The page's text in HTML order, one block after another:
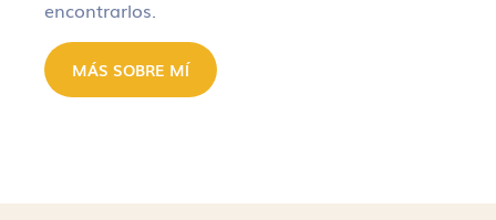
encontrarlos.
MÁS SOBRE MÍ